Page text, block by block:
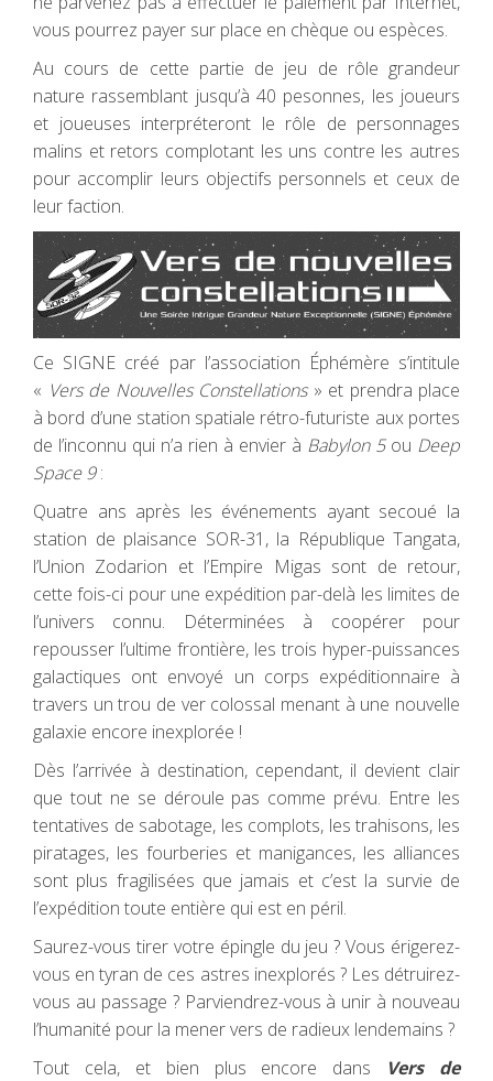
vous pourrez payer sur place en chèque ou espèces.
Au cours de cette partie de jeu de rôle grandeur
nature rassemblant jusqu’à 40 pesonnes, les joueurs
et joueuses interpréteront le rôle de personnages
malins et retors complotant les uns contre les autres
pour accomplir leurs objectifs personnels et ceux de
leur faction.
Ce SIGNE créé par l’association Éphémère s’intitule
« Vers de Nouvelles Constellations» et prendra place
à bord d’une station spatiale rétro-futuriste aux portes
de l’inconnu qui n’a rien à envier à Babylon 5ou Deep
Space 9:
Quatre ans après les événements ayant secoué la
station de plaisance SOR-31, la République Tangata,
l’Union Zodarion et l’Empire Migas sont de retour,
cette fois-ci pour une expédition par-delà les limites de
l’univers connu. Déterminées à coopérer pour
repousser l’ultime frontière, les trois hyper-puissances
galactiques ont envoyé un corps expéditionnaire à
travers un trou de ver colossal menant à une nouvelle
galaxie encore inexplorée !
Dès l’arrivée à destination, cependant, il devient clair
que tout ne se déroule pas comme prévu. Entre les
tentatives de sabotage, les complots, les trahisons, les
piratages, les fourberies et manigances, les alliances
sont plus fragilisées que jamais et c’est la survie de
l’expédition toute entière qui est en péril.
Saurez-vous tirer votre épingle du jeu ? Vous érigerez-
vous en tyran de ces astres inexplorés ? Les détruirez-
vous au passage ? Parviendrez-vous à unir à nouveau
l’humanité pour la mener vers de radieux lendemains ?
Tout cela, et bien plus encore dans
Vers de